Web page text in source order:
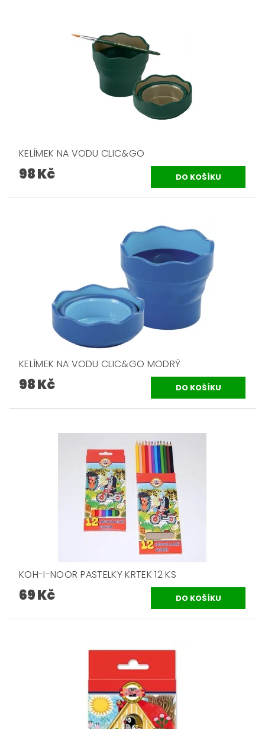
KELÍMEK NA VODU CLIC&GO
98 Kč
KELÍMEK NA VODU CLIC&GO MODRÝ
98 Kč
KOH-I-NOOR PASTELKY KRTEK 12 KS
69 Kč